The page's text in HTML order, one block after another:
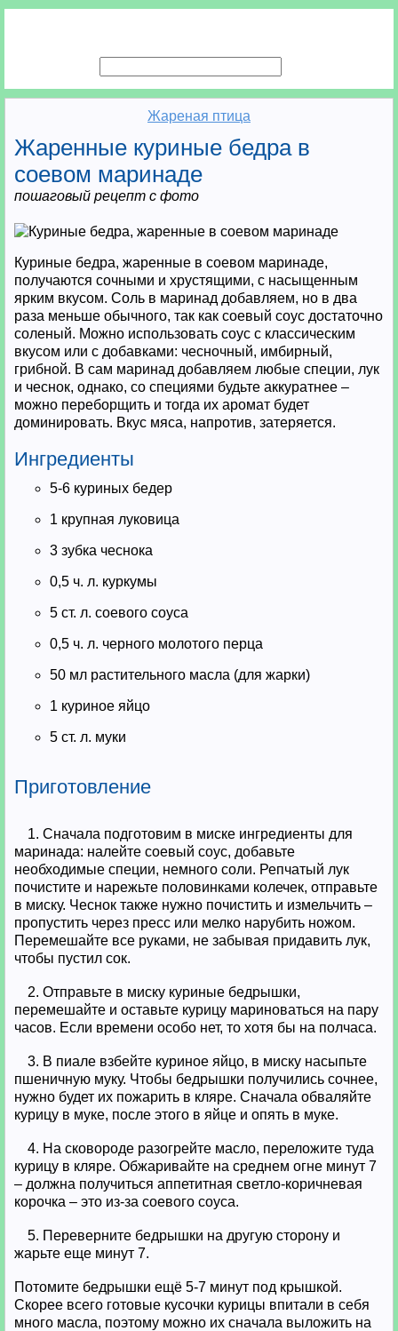
Жареная птица
Жаренные куриные бедра в
соевом маринаде
пошаговый рецепт с фото
Куриные бедра, жаренные в соевом маринаде,
получаются сочными и хрустящими, с насыщенным
ярким вкусом. Соль в маринад добавляем, но в два
раза меньше обычного, так как соевый соус достаточно
соленый. Можно использовать соус с классическим
вкусом или с добавками: чесночный, имбирный,
грибной. В сам маринад добавляем любые специи, лук
и чеснок, однако, со специями будьте аккуратнее –
можно переборщить и тогда их аромат будет
доминировать. Вкус мяса, напротив, затеряется.
Ингредиенты
5-6 куриных бедер
1 крупная луковица
3 зубка чеснока
0,5 ч. л. куркумы
5 ст. л. соевого соуса
0,5 ч. л. черного молотого перца
50 мл растительного масла (для жарки)
1 куриное яйцо
5 ст. л. муки
Приготовление
1. Сначала подготовим в миске ингредиенты для
маринада: налейте соевый соус, добавьте
необходимые специи, немного соли. Репчатый лук
почистите и нарежьте половинками колечек, отправьте
в миску. Чеснок также нужно почистить и измельчить –
пропустить через пресс или мелко нарубить ножом.
Перемешайте все руками, не забывая придавить лук,
чтобы пустил сок.
2. Отправьте в миску куриные бедрышки,
перемешайте и оставьте курицу мариноваться на пару
часов. Если времени особо нет, то хотя бы на полчаса.
3. В пиале взбейте куриное яйцо, в миску насыпьте
пшеничную муку. Чтобы бедрышки получились сочнее,
нужно будет их пожарить в кляре. Сначала обваляйте
курицу в муке, после этого в яйце и опять в муке.
4. На сковороде разогрейте масло, переложите туда
курицу в кляре. Обжаривайте на среднем огне минут 7
– должна получиться аппетитная светло-коричневая
корочка – это из-за соевого соуса.
5. Переверните бедрышки на другую сторону и
жарьте еще минут 7.
Потомите бедрышки ещё 5-7 минут под крышкой.
Скорее всего готовые кусочки курицы впитали в себя
много масла, поэтому можно их сначала выложить на